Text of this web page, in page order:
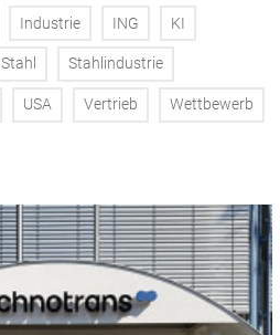
Industrie ING KI
Stahl Stahlindustrie
USA Vertrieb Wettbewerb